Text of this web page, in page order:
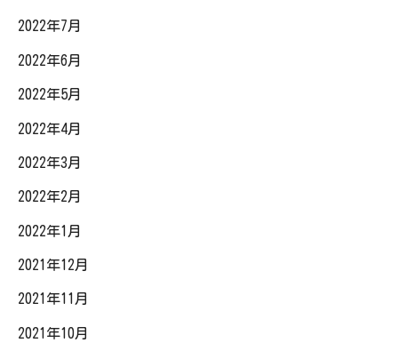
2022年7月
2022年6月
2022年5月
2022年4月
2022年3月
2022年2月
2022年1月
2021年12月
2021年11月
2021年10月